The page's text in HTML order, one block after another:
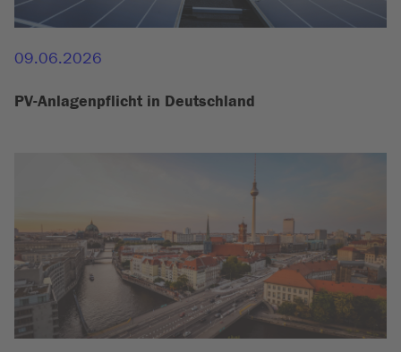
09.06.2026
PV-Anlagenpflicht in Deutschland